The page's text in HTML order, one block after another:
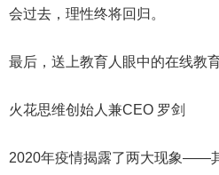
会过去，理性终将回归。
最后，送上教育人眼中的在线教
火花思维创始人兼CEO 罗剑
2020年疫情揭露了两大现象——